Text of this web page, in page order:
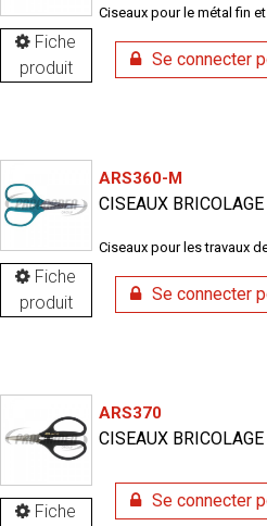
Fiche
produit
Ciseaux pour le métal fin
Se connecter
Fiche
produit
ARS360-M
CISEAUX
Ciseaux pour les travaux
Se connecter
Fiche
ARS370
CISEAUX
Se connecter